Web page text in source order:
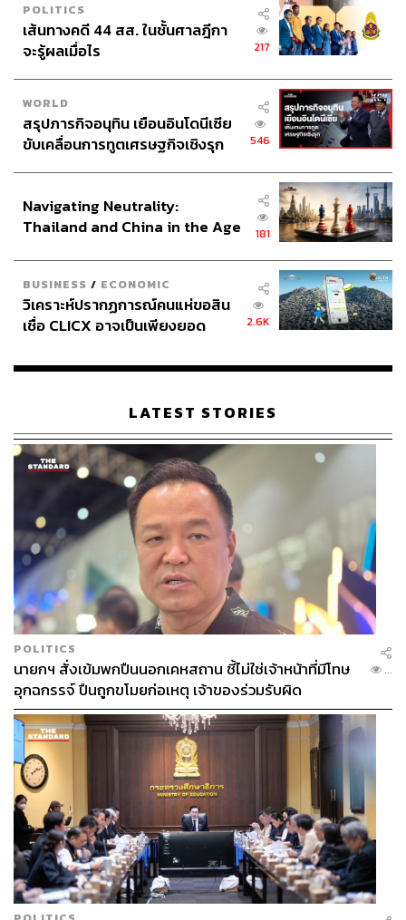
POLITICS
เส้นทางคดี 44 สส. ในชั้นศาลฎีกา
จะรู้ผลเมื่อไร
217
WORLD
สรุปภารกิจอนุทิน เยือนอินโดนีเซีย
ขับเคลื่อนการทูตเศรษฐกิจเชิงรุก
546
Navigating Neutrality:
Thailand and China in the Age
181
BUSINESS / ECONOMIC
วิเคราะห์ปรากฏการณ์คนแห่ขอสิน
เชื่อ CLICX อาจเป็นเพียงยอด
เรือนไทยที่ถูกซุกไว้
2.6K
LATEST STORIES
POLITICS
นายกฯ สั่งเข้มพกปืนนอกเคหสถาน ชี้ไม่ใช่เจ้าหน้าที่มีโทษ
อุกฉกรรจ์ ปืนถูกขโมยก่อเหตุ เจ้าของร่วมรับผิด
...